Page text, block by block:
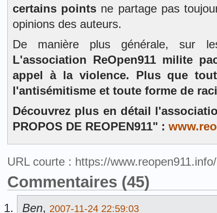
certains points ne partage pas
opinions des auteurs.
De manière plus générale, sur
L'association ReOpen911 milite
appel à la violence. Plus que
l'antisémitisme et toute forme de
Découvrez plus en détail
PROPOS DE REOPEN911" :
URL courte : https://
Commentaires (45)
Ben, 2007-11-24 22:59:03